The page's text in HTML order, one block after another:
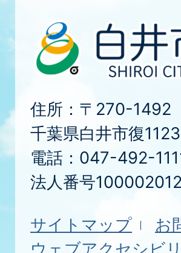
住所：〒270-1492
千葉県白井市復
電話：047-492-
法人番号
サイトマップ
お
ウェブアクセシビ